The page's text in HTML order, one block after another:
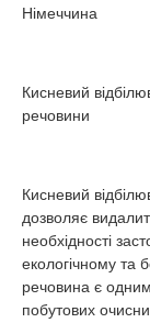
Німеччина
Кисневий
речовини
Кисневий
дозволяє
необхідності
екологічному та
речовина є
побутових